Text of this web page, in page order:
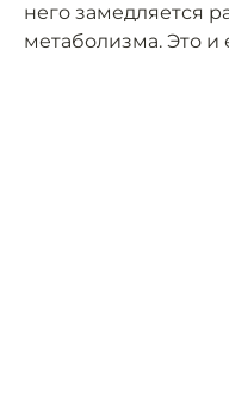
него замедляется
метаболизма. Это и